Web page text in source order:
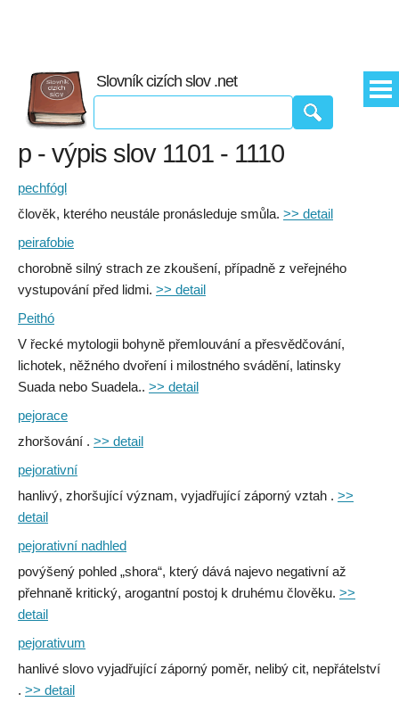
Slovník cizích slov .net
p - výpis slov 1101 - 1110
pechfógl
člověk, kterého neustále pronásleduje smůla. >> detail
peirafobie
chorobně silný strach ze zkoušení, případně z veřejného
vystupování před lidmi. >> detail
Peithó
V řecké mytologii bohyně přemlouvání a přesvědčování,
lichotek, něžného dvoření i milostného svádění, latinsky
Suada nebo Suadela.. >> detail
pejorace
zhoršování . >> detail
pejorativní
hanlivý, zhoršující význam, vyjadřující záporný vztah . >>
detail
pejorativní nadhled
povýšený pohled „shora“, který dává najevo negativní až
přehnaně kritický, arogantní postoj k druhému člověku. >>
detail
pejorativum
hanlivé slovo vyjadřující záporný poměr, nelibý cit, nepřátelství
. >> detail